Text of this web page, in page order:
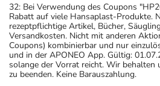
32: Bei Verwendung des Coupons
Rabatt auf viele Hansaplast-Produkte.
rezeptpflichtige Artikel, Bücher,
Versandkosten. Nicht mit anderen
Coupons) kombinierbar und nur
und in der APONEO App. Gültig:
solange der Vorrat reicht. Wir behalten
zu beenden. Keine Barauszahlung.